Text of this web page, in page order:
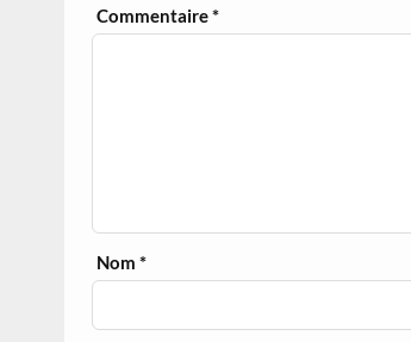
Commentaire*
Nom*